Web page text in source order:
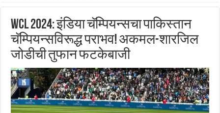
WCL 2024: इंडिया चॅम्पियन्सचा पाकिस्तान
चॅम्पियन्सविरूद्ध पराभव! अकमल-शारजिल
जोडीची तुफान फटकेबाजी